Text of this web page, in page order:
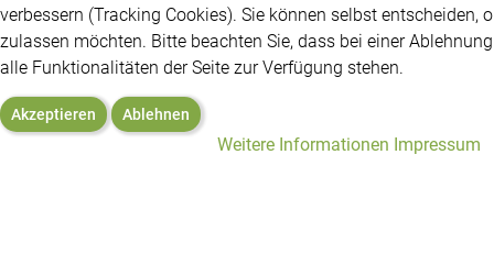
verbessern (Tracking Cookies). Sie können selbst entscheiden,
zulassen möchten. Bitte beachten Sie, dass bei einer
alle Funktionalitäten der Seite zur Verfügung stehen.
Akzeptieren Ablehnen
Weitere Informationen Impressum